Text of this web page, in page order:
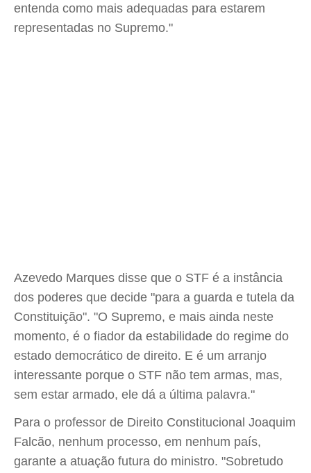
entenda como mais adequadas para estarem
representadas no Supremo."
Azevedo Marques disse que o STF é a instância
dos poderes que decide "para a guarda e tutela da
Constituição". "O Supremo, e mais ainda neste
momento, é o fiador da estabilidade do regime do
estado democrático de direito. E é um arranjo
interessante porque o STF não tem armas, mas,
sem estar armado, ele dá a última palavra."
Para o professor de Direito Constitucional Joaquim
Falcão, nenhum processo, em nenhum país,
garante a atuação futura do ministro. "Sobretudo